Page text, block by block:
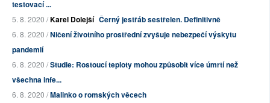
testovací ...
5. 8. 2020 /Karel Dolejší Černý jestřáb sestřelen. Definitivně
6. 8. 2020 /Ničení životního prostřední zvyšuje nebezpečí výskytu
pandemií
6. 8. 2020 /Studie: Rostoucí teploty mohou způsobit více úmrtí než
všechna infe...
6. 8. 2020 /Malinko o romských věcech